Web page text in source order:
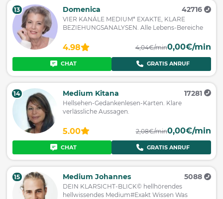
13 Domenica 42716
VIER KANÄLE MEDIUM* EXAKTE, KLARE
BEZIEHUNGSANALYSEN. Alle Lebens-Bereiche
4.98 4,04€/min0,00€/min
CHAT GRATIS ANRUF
14 Medium Kitana 17281
Hellsehen-Gedankenlesen-Karten. Klare
verlässliche Aussagen.
5.00 2,08€/min0,00€/min
CHAT GRATIS ANRUF
15 Medium Johannes 5088
DEIN KLARSICHT-BLICK© hellhörendes
hellwissendes Medium#Exakt Wissen Was